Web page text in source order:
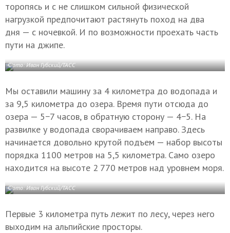
торопясь и с не слишком сильной физической
нагрузкой предпочитают растянуть поход на два
дня — с ночевкой. И по возможности проехать часть
пути на джипе.
Фото: Иван Губский/ТАСС
Мы оставили машину за 4 километра до водопада и
за 9,5 километра до озера. Время пути отсюда до
озера — 5−7 часов, в обратную сторону — 4−5. На
развилке у водопада сворачиваем направо. Здесь
начинается довольно крутой подъем — набор высоты
порядка 1100 метров на 5,5 километра. Само озеро
находится на высоте 2 770 метров над уровнем моря.
Фото: Иван Губский/ТАСС
Первые 3 километра путь лежит по лесу, через него
выходим на альпийские просторы.